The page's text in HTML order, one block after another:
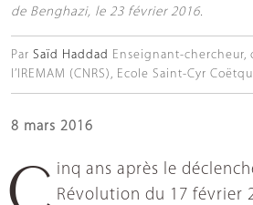
de Benghazi, le 23 février 2016.
Par Saïd Haddad Enseignant-chercheur,
l’IREMAM (CNRS), Ecole Saint-Cyr
8 mars 2016
Cinq ans après le déclenchement de la Révolution du 17 février